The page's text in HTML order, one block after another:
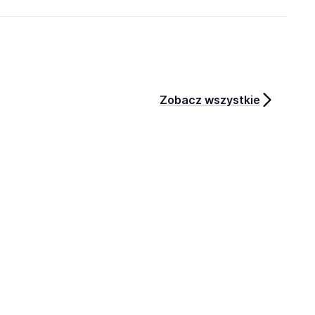
Zobacz wszystkie